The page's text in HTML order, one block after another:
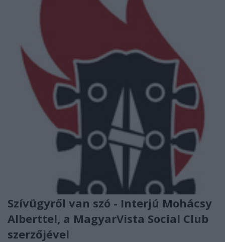
Szívügyről van szó - Interjú Mohácsy
Alberttel, a MagyarVista Social Club
szerzőjével